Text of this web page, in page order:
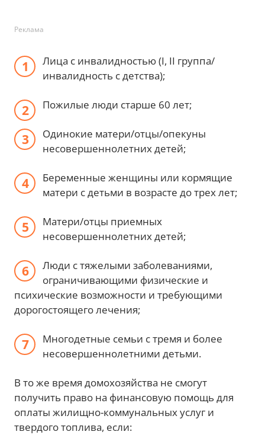
Реклама
Лица с инвалидностью (I, II группа/
инвалидность с детства);
Пожилые люди старше 60 лет;
Одинокие матери/отцы/опекуны
несовершеннолетних детей;
Беременные женщины или кормящие
матери с детьми в возрасте до трех лет;
Матери/отцы приемных
несовершеннолетних детей;
Люди с тяжелыми заболеваниями,
ограничивающими физические и
психические возможности и требующими
дорогостоящего лечения;
Многодетные семьи с тремя и более
несовершеннолетними детьми.
В то же время домохозяйства не смогут
получить право на финансовую помощь для
оплаты жилищно-коммунальных услуг и
твердого топлива, если: